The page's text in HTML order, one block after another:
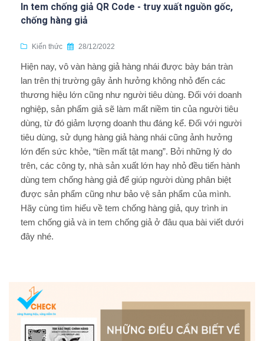
In tem chống giả QR Code - truy xuất nguồn gốc,
chống hàng giả
Kiến thức 28/12/2022
Hiện nay, vô vàn hàng giả hàng nhái được bày bán tràn
lan trên thị trường gây ảnh hưởng không nhỏ đến các
thương hiệu lớn cũng như người tiêu dùng. Đối với doanh
nghiệp, sản phẩm giả sẽ làm mất niềm tin của người tiêu
dùng, từ đó giảm lượng doanh thu đáng kể. Đối với người
tiêu dùng, sử dụng hàng giả hàng nhái cũng ảnh hưởng
lớn đến sức khỏe, “tiền mất tật mang”. Bởi những lý do
trên, các công ty, nhà sản xuất lớn hay nhỏ đều tiến hành
dùng tem chống hàng giả để giúp người dùng phân biệt
được sản phẩm cũng như bảo vệ sản phẩm của mình.
Hãy cùng tìm hiểu về tem chống hàng giả, quy trình in
tem chống giả và in tem chống giả ở đâu qua bài viết dưới
đây nhé.